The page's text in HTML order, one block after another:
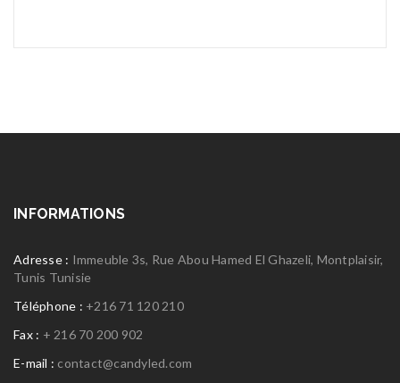
INFORMATIONS
Adresse : Immeuble 3s, Rue Abou Hamed El Ghazeli, Montplaisir,
Tunis Tunisie
Téléphone : +216 71 120 210
Fax : + 216 70 200 902
E-mail : contact@candyled.com